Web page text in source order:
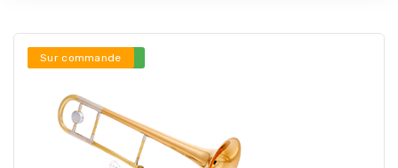
Stock en ligne ***
Sur commande